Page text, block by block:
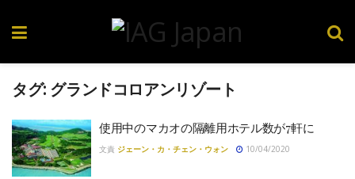
タグ: グランドコロアンリゾート
使用中のマカオの隔離用ホテル数が7軒に
文責 ジェーン・カ・チェン・ウォン 10/04/2020